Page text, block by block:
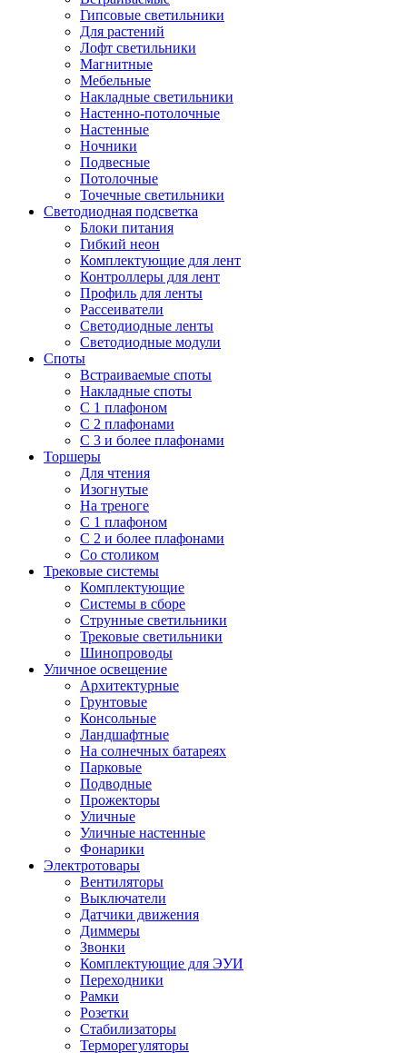
Гипсовые светильники
Для растений
Лофт светильники
Магнитные
Мебельные
Накладные светильники
Настенно-потолочные
Настенные
Ночники
Подвесные
Потолочные
Точечные светильники
Светодиодная подсветка
Блоки питания
Гибкий неон
Комплектующие для лент
Контроллеры для лент
Профиль для ленты
Рассеиватели
Светодиодные ленты
Светодиодные модули
Споты
Встраиваемые споты
Накладные споты
С 1 плафоном
С 2 плафонами
С 3 и более плафонами
Торшеры
Для чтения
Изогнутые
На треноге
С 1 плафоном
С 2 и более плафонами
Со столиком
Трековые системы
Комплектующие
Системы в сборе
Струнные светильники
Трековые светильники
Шинопроводы
Уличное освещение
Архитектурные
Грунтовые
Консольные
Ландшафтные
На солнечных батареях
Парковые
Подводные
Прожекторы
Уличные
Уличные настенные
Фонарики
Электротовары
Вентиляторы
Выключатели
Датчики движения
Диммеры
Звонки
Комплектующие для ЭУИ
Переходники
Рамки
Розетки
Стабилизаторы
Терморегуляторы